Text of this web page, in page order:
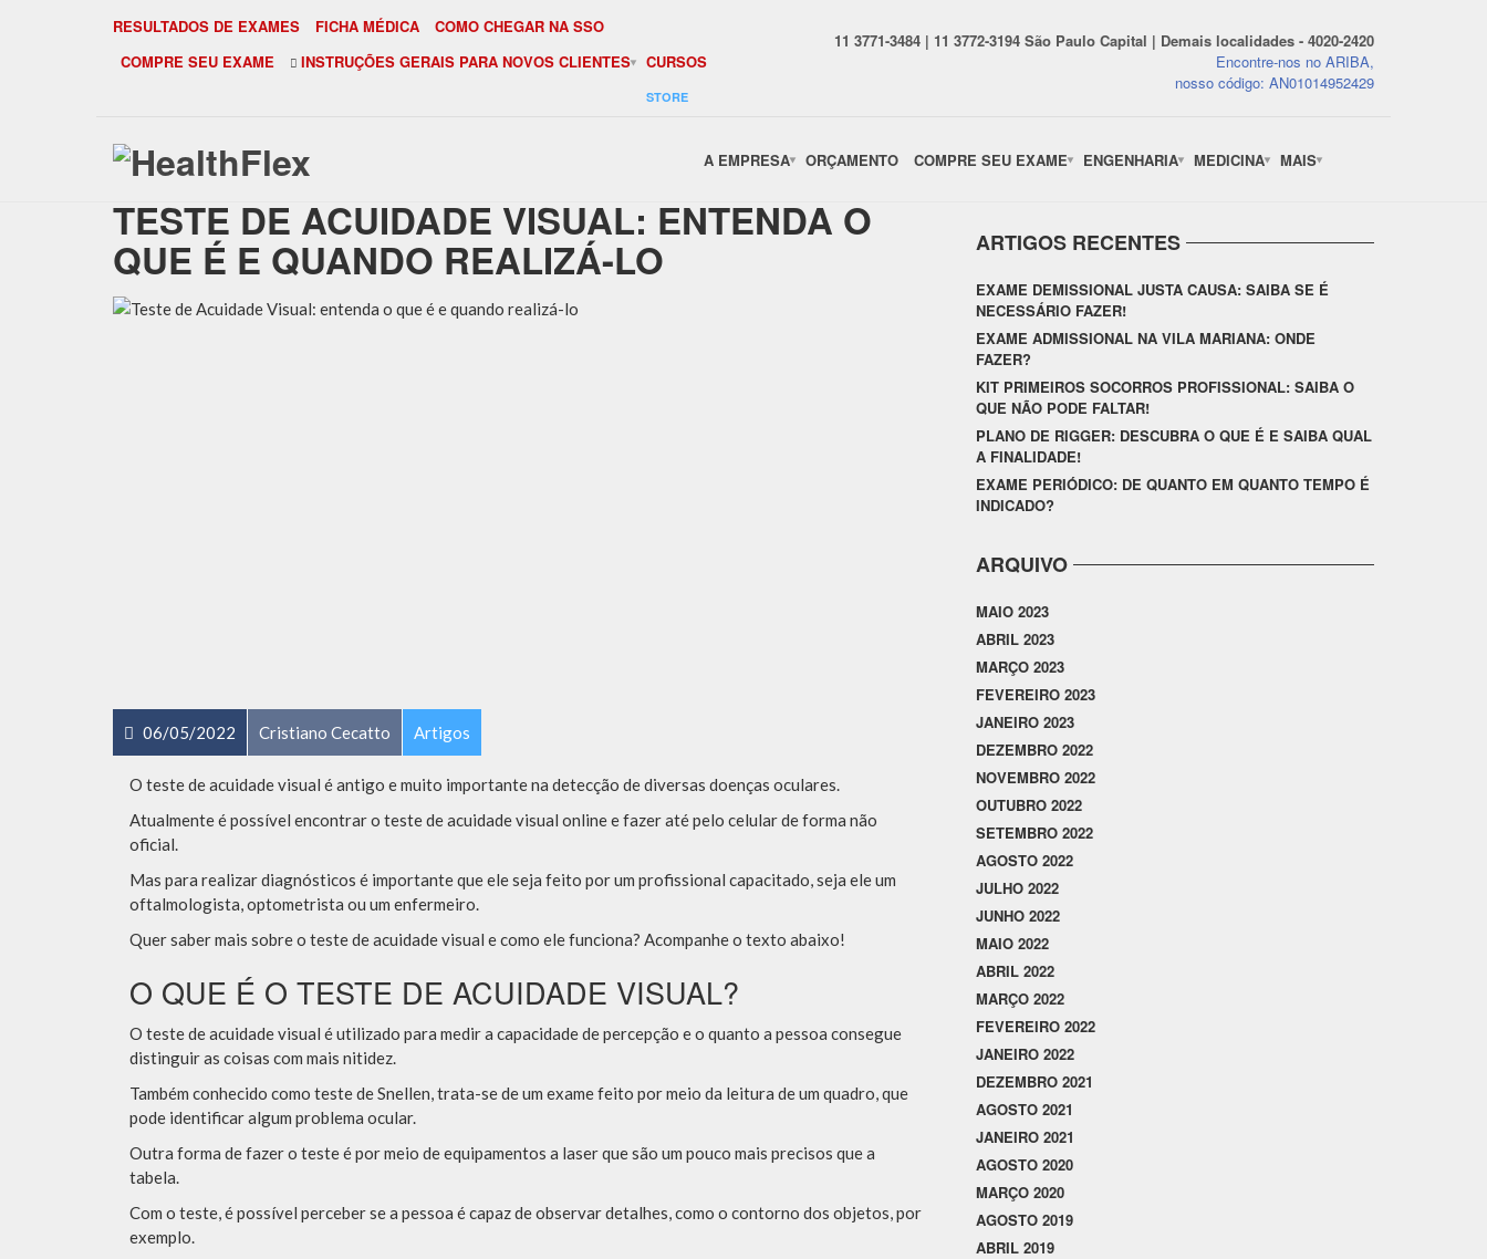
RESULTADOS DE EXAMES FICHA MÉDICA
COMO CHEGAR NA SSO
COMPRE SEU EXAME
INSTRUÇÕES GERAIS PARA NOVOS CLIENTES CURSOS
STORE
11 3771-3484 | 11 3772-3194 São Paulo Capital | Demais localidades - 4020-2420
Encontre-nos no ARIBA,
nosso código: AN01014952429
A EMPRESA ORÇAMENTO COMPRE SEU EXAME ENGENHARIA MEDICINA MAIS
Início »Artigos Teste de Acuidade Visual: entenda o que é e quando realizá-lo
TESTE DE ACUIDADE VISUAL: ENTENDA O
QUE É E QUANDO REALIZÁ-LO
06/05/2022 Cristiano Cecatto Artigos
O teste de acuidade visual é antigo e muito importante na detecção de diversas doenças oculares.
Atualmente é possível encontrar o teste de acuidade visual online e fazer até pelo celular de forma não
oficial.
Mas para realizar diagnósticos é importante que ele seja feito por um profissional capacitado, seja ele um
oftalmologista, optometrista ou um enfermeiro.
Quer saber mais sobre o teste de acuidade visual e como ele funciona? Acompanhe o texto abaixo!
O QUE É O TESTE DE ACUIDADE VISUAL?
O teste de acuidade visual é utilizado para medir a capacidade de percepção e o quanto a pessoa consegue
distinguir as coisas com mais nitidez.
Também conhecido como teste de Snellen, trata-se de um exame feito por meio da leitura de um quadro, que
pode identificar algum problema ocular.
Outra forma de fazer o teste é por meio de equipamentos a laser que são um pouco mais precisos que a
tabela.
Com o teste, é possível perceber se a pessoa é capaz de observar detalhes, como o contorno dos objetos, por
exemplo.
ARTIGOS RECENTES
EXAME DEMISSIONAL JUSTA CAUSA: SAIBA SE É
NECESSÁRIO FAZER!
EXAME ADMISSIONAL NA VILA MARIANA: ONDE
FAZER?
KIT PRIMEIROS SOCORROS PROFISSIONAL: SAIBA O
QUE NÃO PODE FALTAR!
PLANO DE RIGGER: DESCUBRA O QUE É E SAIBA QUAL
A FINALIDADE!
EXAME PERIÓDICO: DE QUANTO EM QUANTO TEMPO É
INDICADO?
ARQUIVO
MAIO 2023
ABRIL 2023
MARÇO 2023
FEVEREIRO 2023
JANEIRO 2023
DEZEMBRO 2022
NOVEMBRO 2022
OUTUBRO 2022
SETEMBRO 2022
AGOSTO 2022
JULHO 2022
JUNHO 2022
MAIO 2022
ABRIL 2022
MARÇO 2022
FEVEREIRO 2022
JANEIRO 2022
DEZEMBRO 2021
AGOSTO 2021
JANEIRO 2021
AGOSTO 2020
MARÇO 2020
AGOSTO 2019
ABRIL 2019